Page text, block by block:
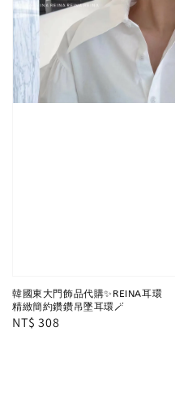
韓國東大門飾品代購✨REINA耳環
精緻簡約鑽鑽吊墜耳環🪄
Regular
NT$ 308